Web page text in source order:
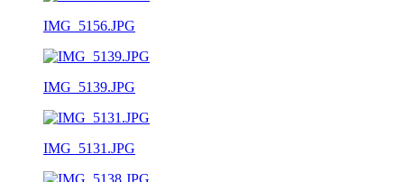
IMG_5156.JPG
IMG_5139.JPG
IMG_5131.JPG